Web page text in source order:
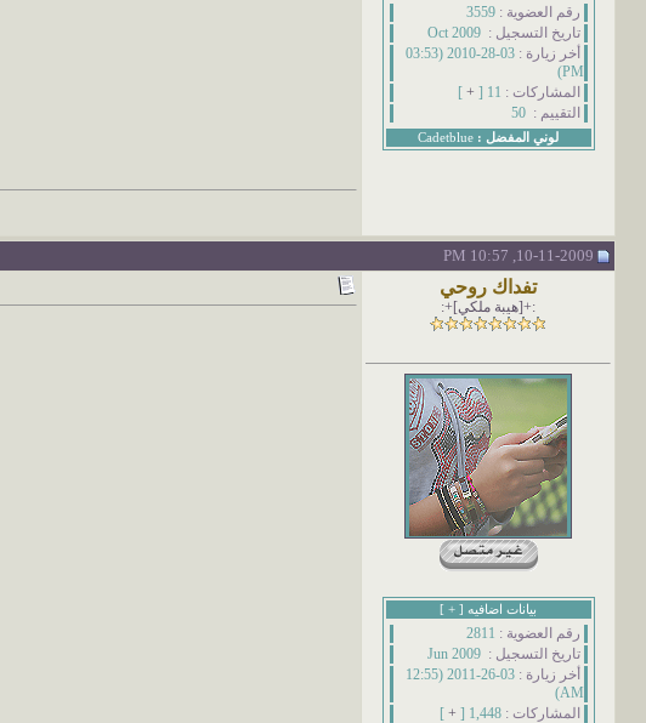
رقم العضوية : 3559
تاريخ التسجيل :Oct 2009
أخر زيارة :
03-28-2010 (03:53
PM)
المشاركات : 11 [
+
]
التقييم :50
لوني المفضل : Cadetblue
تفداك روحي
:+[هيبة ملكي]+:
بيانات اضافيه [ +
]
رقم العضوية : 2811
تاريخ التسجيل :Jun 2009
أخر زيارة :
03-26-2011 (12:55
AM)
المشاركات : 1,448 [
+
]